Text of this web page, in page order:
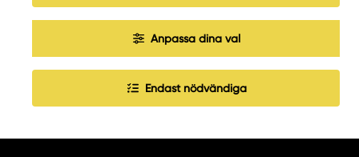
Anpassa dina val
Endast nödvändiga